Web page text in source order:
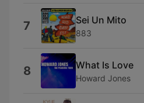
7 Sei Un Mito
883
8 What Is Love
Howard Jones